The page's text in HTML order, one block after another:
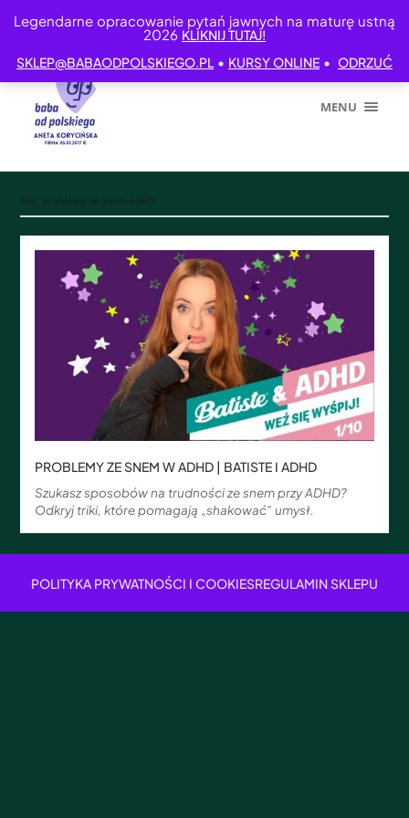
Legendarne opracowanie pytań jawnych na maturę ustną
2026 KLIKNIJ TUTAJ!
SKLEP@BABAODPOLSKIEGO.PL • KURSY ONLINE • ODRZUĆ
MENU
PROBLEMY ZE SNEM W ADHD | BATISTE I ADHD
Szukasz sposobów na trudności ze snem przy ADHD?
Odkryj triki, które pomagają „shakować” umysł.
POLITYKA PRYWATNOŚCI I COOKIESREGULAMIN SKLEPU